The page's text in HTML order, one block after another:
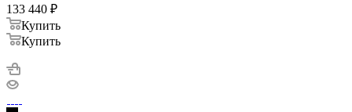
133 440 ₽
Купить
Купить